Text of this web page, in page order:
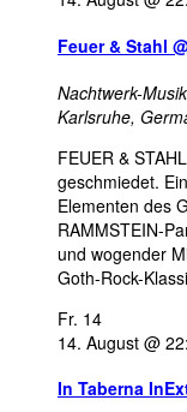
Feuer & Stahl
Nachtwerk-
Karlsruhe,
FEUER &
geschmiedet.
Elementen des
RAMMSTEIN-
und wogender
Goth-Rock-
Fr. 14
14. August @
In Taberna